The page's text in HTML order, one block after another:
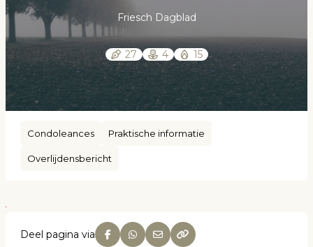
Friesch Dagblad
27 4 15
Condoleances Praktische informatie
Overlijdensbericht
Deel pagina via